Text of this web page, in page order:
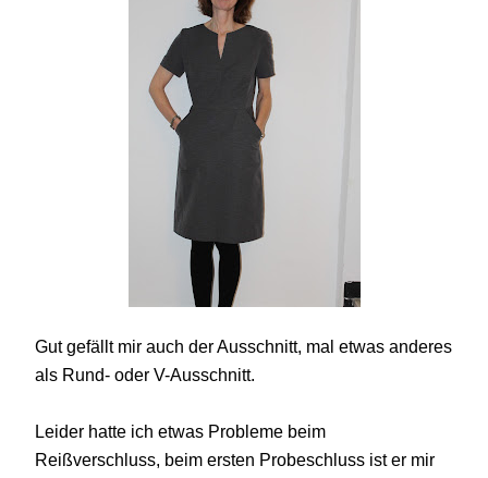
Gut gefällt mir auch der Ausschnitt, mal etwas anderes
als Rund- oder V-Ausschnitt.
Leider hatte ich etwas Probleme beim
Reißverschluss, beim ersten Probeschluss ist er mir